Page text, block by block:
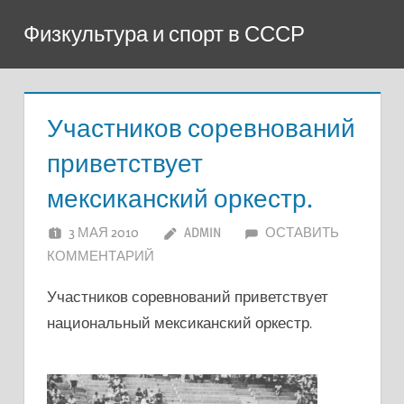
содержимому
Физкультура и спорт в СССР
Участников соревнований
приветствует
мексиканский оркестр.
3 МАЯ 2010 ADMIN
ОСТАВИТЬ
КОММЕНТАРИЙ
Участников соревнований приветствует
национальный мексиканский оркестр.